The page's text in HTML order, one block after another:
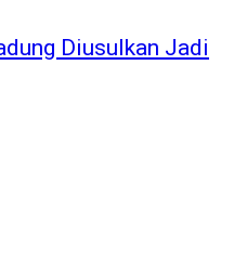
Diusulkan Jadi